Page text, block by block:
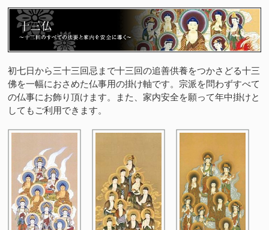
初七日から三十三回忌まで十三回の追善供養をつかさどる十三
佛を一幅におさめた仏事用の掛け軸です。宗派を問わずすべて
の仏事にお飾り頂けます。また、家内安全を願って年中掛けと
してもご利用できます。